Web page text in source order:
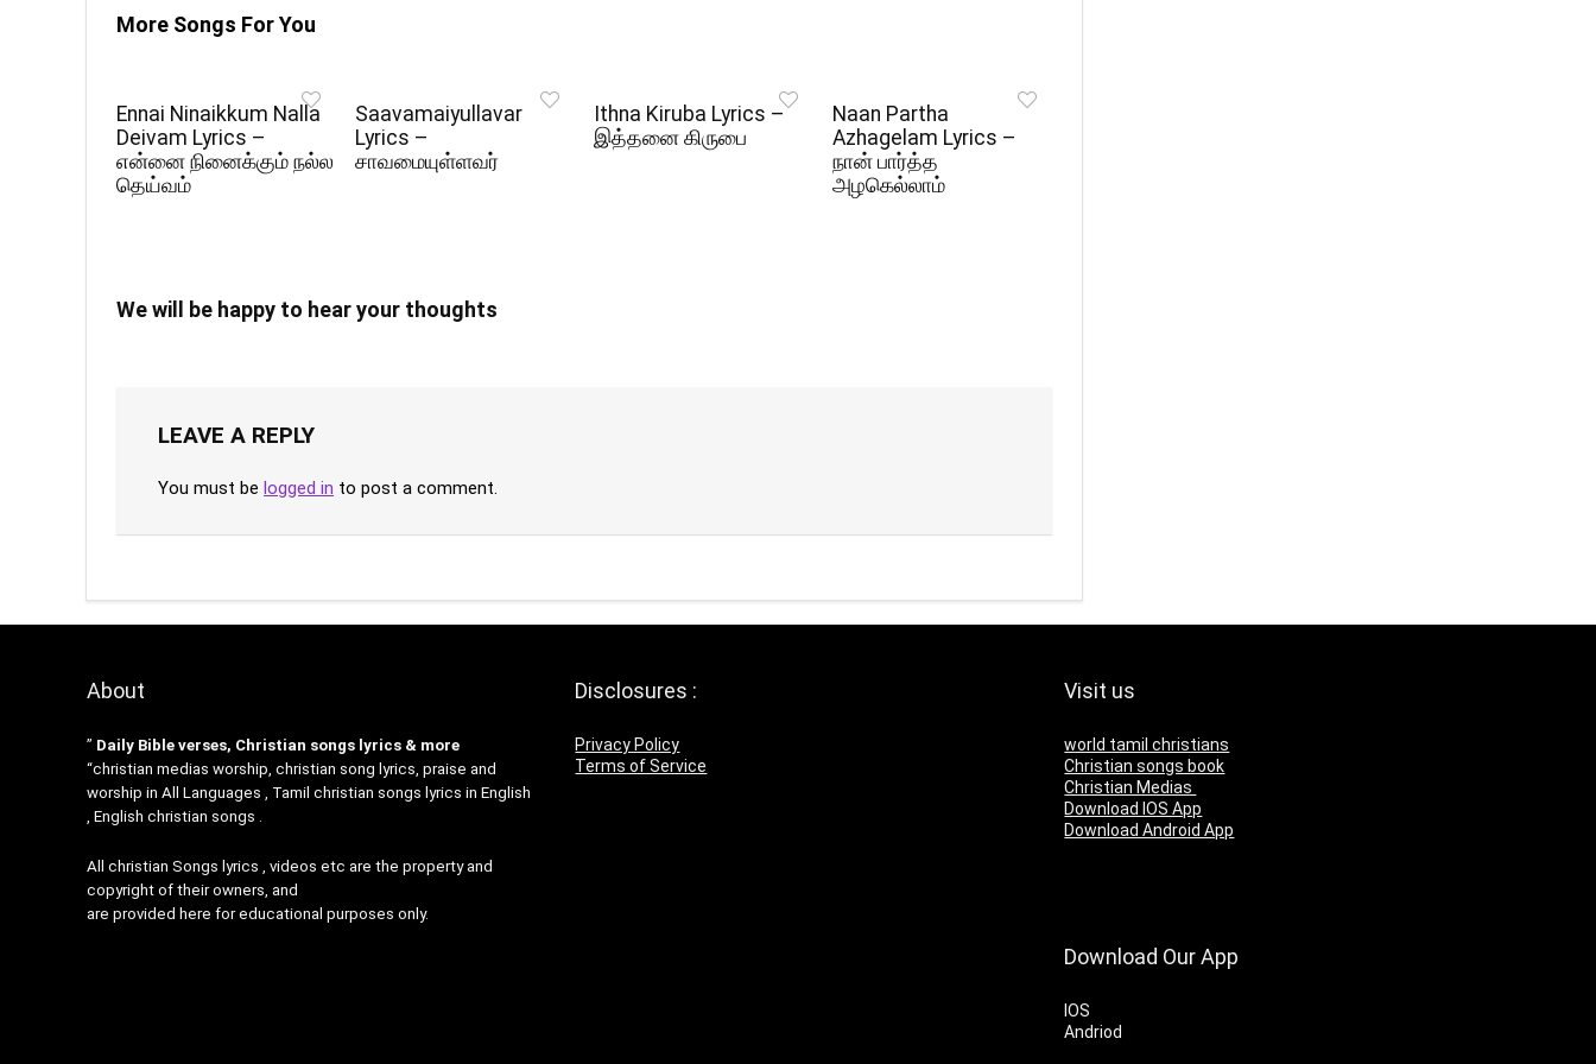
More Songs For You
Ennai Ninaikkum Nalla
Deivam Lyrics –
என்னை நினைக்கும் நல்ல
தெய்வம்
Saavamaiyullavar
Lyrics –
சாவமையுள்ளவர்
Ithna Kiruba Lyrics –
இத்தனை கிருபை
Naan Partha
Azhagelam Lyrics –
நான் பார்த்த
அழகெல்லாம்
We will be happy to hear your thoughts
LEAVE A REPLY
You must be logged in to post a comment.
About
” Daily Bible verses, Christian songs lyrics & more
“christian medias worship, christian song lyrics, praise and
worship in All Languages , Tamil christian songs lyrics in English
, English christian songs .
All christian Songs lyrics , videos etc are the property and
copyright of their owners, and
are provided here for educational purposes only.
Disclosures :
Privacy Policy
Terms of Service
Visit us
world tamil christians
Christian songs book
Christian Medias
Download IOS App
Download Android App
Download Our App
IOS
Andriod